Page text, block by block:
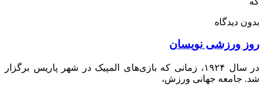
دیدگاه
ورزشی نویسان
در سال ۱۹۲۴، زمانی که بازی‌های المپیک در شهر پاریس برگزار
جهانی ورزش،